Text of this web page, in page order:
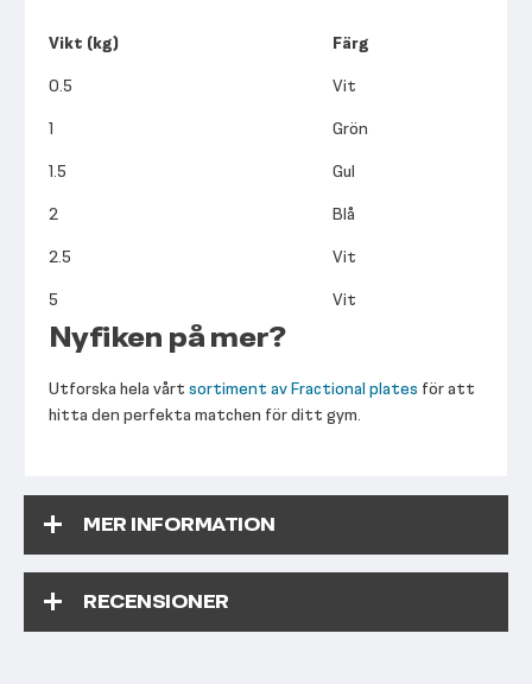
Vikt (kg)
Färg
0.5
Vit
1
Grön
1.5
Gul
2
Blå
2.5
Vit
5
Vit
Nyfiken på mer?
Utforska hela vårt sortiment av Fractional plates för att
hitta den perfekta matchen för ditt gym.
MER INFORMATION
RECENSIONER